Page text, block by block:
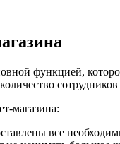
функцией,
магазина:
все